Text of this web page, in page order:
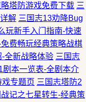
塔防游戏免费下载 三
解 三国志13劝降Bug
玩新手入门指南-快速
费畅玩经典策略战棋
全新战略体验 三国志
剧本一览表-全剧本介
专题页 三国志塔防2
战记之七星转生-经典策